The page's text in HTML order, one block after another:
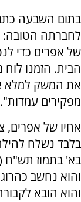
בתום השבעה
לחברתה הטובה:
של אפרים כדי
הבית. הזמנו לוח
את המשק למלא
מפקירים עמדות".
אחיו של אפרים,
בלבד נשלח
והוא נחשב
והוא הובא